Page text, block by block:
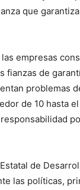
que
las empresas
fianzas de
problemas
de 10 hasta
de
las políticas,